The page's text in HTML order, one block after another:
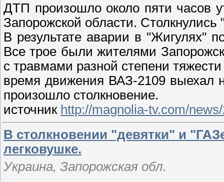
ДТП произошло около пяти часов
Запорожской области.
В результате аварии в "Жигулях"
Все трое были жителями
с травмами разной степени
время движения ВАЗ-2109 выехал
произошло столкновение.
источник http://magnolia-tv.com/
В столкновении "девятки" и
легковушке.
Украина, Запорожская обл.